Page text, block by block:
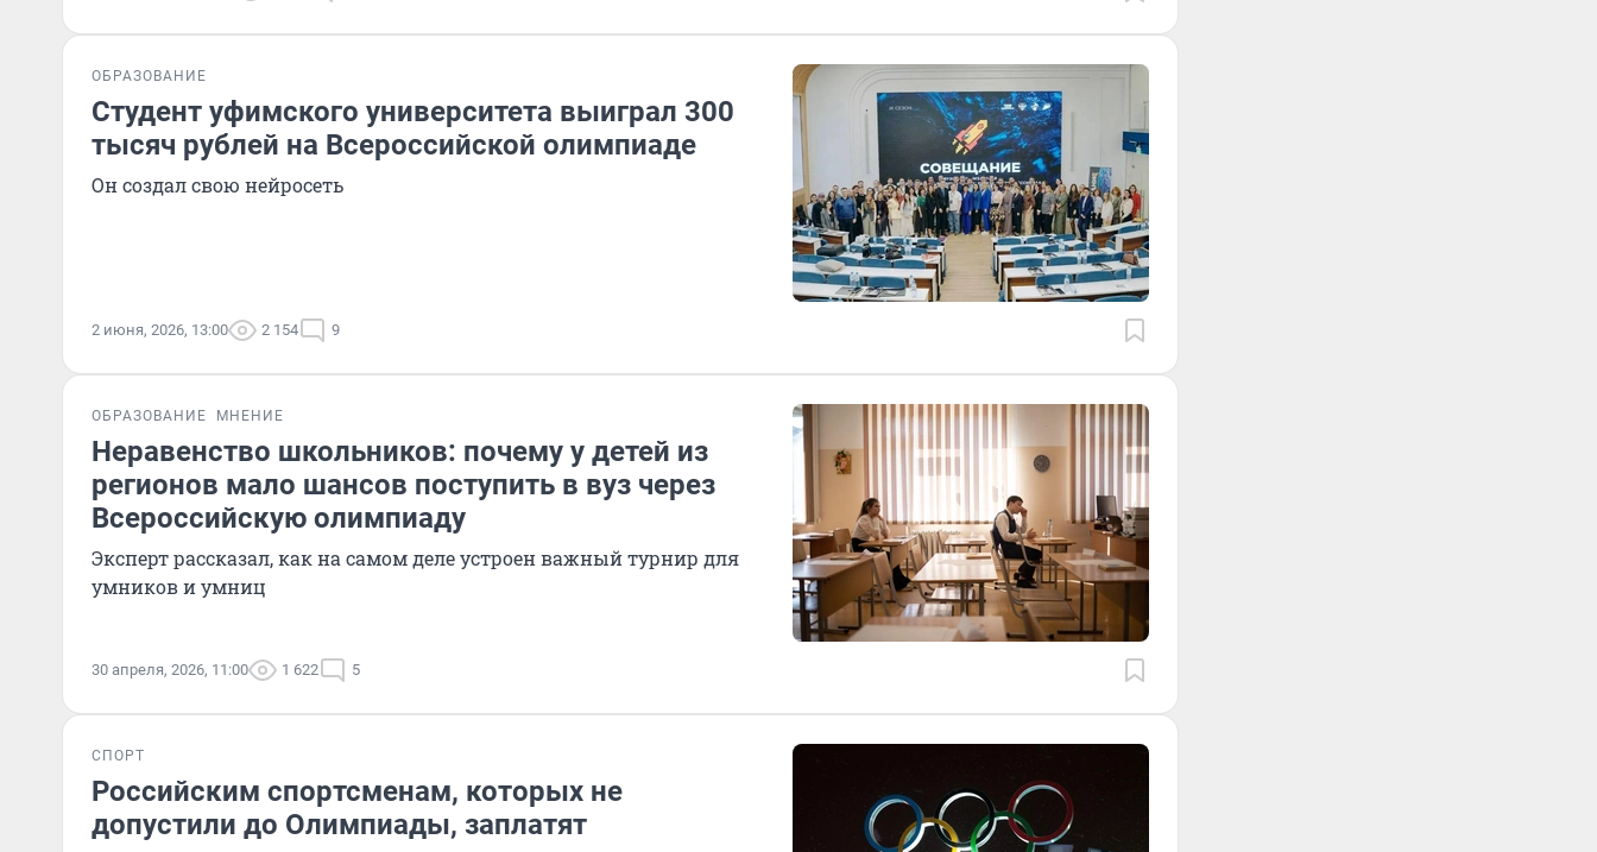
ОБРАЗОВАНИЕ
Студент уфимского университета выиграл 300
тысяч рублей на Всероссийской олимпиаде
Он создал свою нейросеть
2 июня, 2026, 13:00 2 154 9
ОБРАЗОВАНИЕ МНЕНИЕ
Неравенство школьников: почему у детей из
регионов мало шансов поступить в вуз через
Всероссийскую олимпиаду
Эксперт рассказал, как на самом деле устроен важный турнир для
умников и умниц
30 апреля, 2026, 11:00 1 622 5
СПОРТ
Российским спортсменам, которых не
допустили до Олимпиады, заплатят